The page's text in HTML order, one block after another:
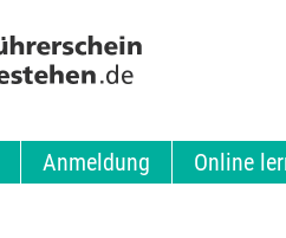
Anmeldung Online